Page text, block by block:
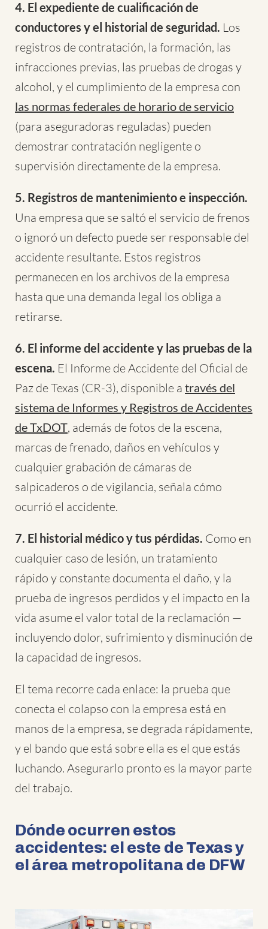
4. El expediente de cualificación de
conductores y el historial de seguridad. Los
registros de contratación, la formación, las
infracciones previas, las pruebas de drogas y
alcohol, y el cumplimiento de la empresa con
las normas federales de horario de servicio
(para aseguradoras reguladas) pueden
demostrar contratación negligente o
supervisión directamente de la empresa.
5. Registros de mantenimiento e inspección.
Una empresa que se saltó el servicio de frenos
o ignoró un defecto puede ser responsable del
accidente resultante. Estos registros
permanecen en los archivos de la empresa
hasta que una demanda legal los obliga a
retirarse.
6. El informe del accidente y las pruebas de la
escena. El Informe de Accidente del Oficial de
Paz de Texas (CR-3), disponible a través del
sistema de Informes y Registros de Accidentes
de TxDOT, además de fotos de la escena,
marcas de frenado, daños en vehículos y
cualquier grabación de cámaras de
salpicaderos o de vigilancia, señala cómo
ocurrió el accidente.
7. El historial médico y tus pérdidas. Como en
cualquier caso de lesión, un tratamiento
rápido y constante documenta el daño, y la
prueba de ingresos perdidos y el impacto en la
vida asume el valor total de la reclamación —
incluyendo dolor, sufrimiento y disminución de
la capacidad de ingresos.
El tema recorre cada enlace: la prueba que
conecta el colapso con la empresa está en
manos de la empresa, se degrada rápidamente,
y el bando que está sobre ella es el que estás
luchando. Asegurarlo pronto es la mayor parte
del trabajo.
Dónde ocurren estos
accidentes: el este de Texas y
el área metropolitana de DFW